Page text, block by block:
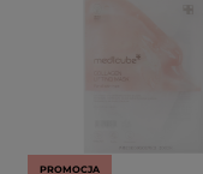
PROMOCJA